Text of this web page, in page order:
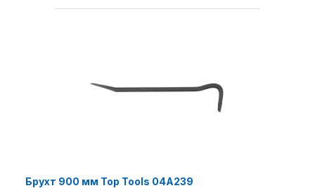
Брухт 900 мм Top Tools 04А239